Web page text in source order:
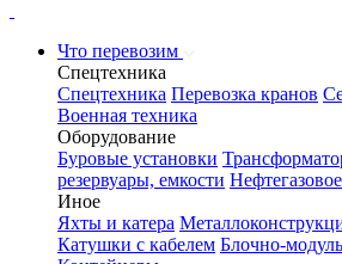
Что перевозим
Спецтехника
Спецтехника Перевозка кранов
Военная техника
Оборудование
Буровые установки
резервуары, емкости
Иное
Яхты и катера
Катушки с кабелем Блочно-